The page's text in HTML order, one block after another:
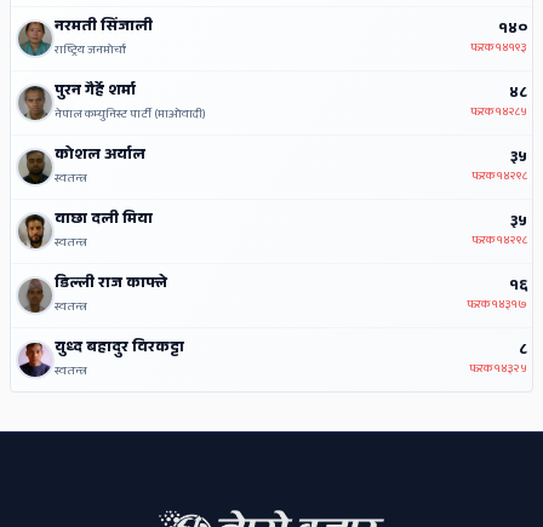
नरमती सिंजाली
राष्ट्रिय जनमोर्चा
१४०
फरक१४१९३
पुरन गैर्हे शर्मा
नेपाल कम्युनिस्ट पार्टी (माओवादी)
४८
फरक१४२८५
कोशल अर्याल
स्वतन्त्र
३५
फरक१४२९८
वाछा दली मिया
स्वतन्त्र
३५
फरक१४२९८
डिल्ली राज काफ्ले
स्वतन्त्र
१६
फरक१४३१७
युध्द बहादुर विरकट्टा
स्वतन्त्र
८
फरक१४३२५